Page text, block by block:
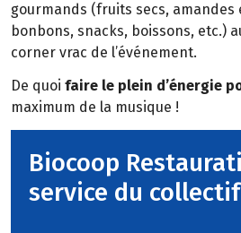
gourmands (fruits secs,
bonbons, snacks, boissons, etc.)
corner vrac de l’événement.
De quoi faire le plein d’énergie
maximum de la musique !
Biocoop
service du collectif